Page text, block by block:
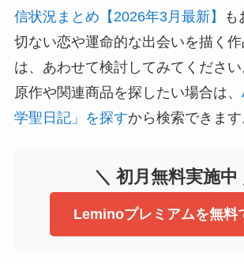
信状況まとめ【2026年3月最新】
も
切ない恋や運命的な出会いを描く作
は、あわせて検討してみてください
原作や関連商品を探したい場合は、
学聖日記」を探すから検索できます
＼ 初月無料実施中
Leminoプレミアムを無料